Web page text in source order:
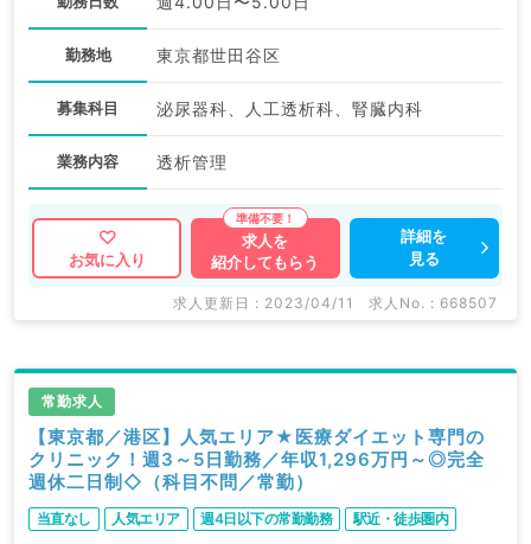
勤務地 東京都世田谷区
募集科目 泌尿器科、人工透析科、腎臓内科
業務内容 透析管理
お気に入り
求人を
紹介してもらう
詳細を
見る
求人更新日 : 2023/04/11 求人No. : 668507
常勤求人
【東京都／港区】人気エリア★医療ダイエット専門の
クリニック！週3～5日勤務／年収1,296万円～◎完全
週休二日制◇（科目不問／常勤）
当直なし 人気エリア 週4日以下の常勤勤務 駅近・徒歩圏内